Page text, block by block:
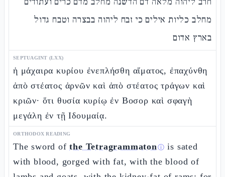
מחלב כליות אילים כי זבח ליהוה בבצרה וטבח גדול
בארץ אדום
SEPTUAGINT (LXX)
ἡ μάχαιρα κυρίου ἐνεπλήσθη αἵματος, ἐπαχύνθη
ἀπὸ στέατος ἀρνῶν καὶ ἀπὸ στέατος τράγων καὶ
κριῶν· ὅτι θυσία κυρίῳ ἐν Βοσορ καὶ σφαγὴ
μεγάλη ἐν τῇ Ιδουμαίᾳ.
ORTHODOX READING
The sword ofthe Tetragrammatonⓘ is sated
with blood, gorged with fat, with the blood of